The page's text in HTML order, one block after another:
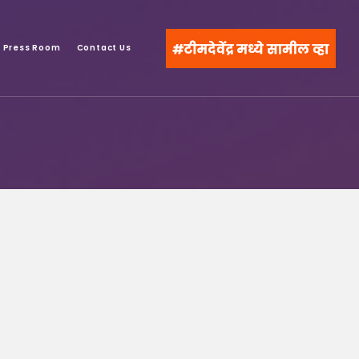
Press Room Contact Us